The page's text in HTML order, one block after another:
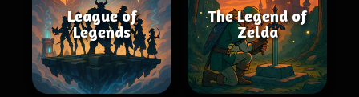
League of
Legends
The Legend of
Zelda